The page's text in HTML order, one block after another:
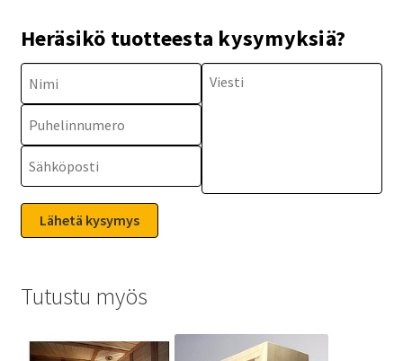
Heräsikö tuotteesta kysymyksiä?
Tutustu myös